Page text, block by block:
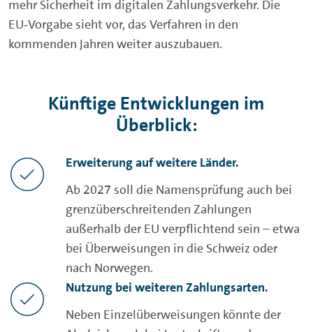
mehr Sicherheit im digitalen Zahlungsverkehr. Die
EU‑Vorgabe sieht vor, das Verfahren in den
kommenden Jahren weiter auszubauen.
Künftige Entwicklungen im
Überblick:
Erweiterung auf weitere Länder.
Ab 2027 soll die Namensprüfung auch bei
grenzüberschreitenden Zahlungen
außerhalb der EU verpflichtend sein – etwa
bei Überweisungen in die Schweiz oder
nach Norwegen.
Nutzung bei weiteren Zahlungsarten.
Neben Einzelüberweisungen könnte der